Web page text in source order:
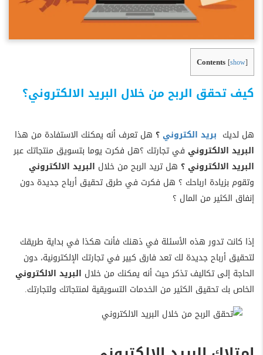
Contents [show]
كيف تحقق الربح من خلال البريد الالكتروني؟
هل لديك بريد الكتروني ؟ هل تعرف أنه يمكنك الاستفادة من هذا
البريد الالكتروني في تجارتك ؟هل فكرت يوما بتسويق منتجاتك عبر
البريد الالكتروني ؟ هل تريد الربح من خلال البريد الالكتروني
وتقوم بزيادة ارباحك ؟ هل فكرت في طرق تحقيق أرباح جديدة دون
إنفاق الكثير من المال ؟
إذا كانت تدور هذه الأسئلة في ذهنك فأنت هكذا في بداية طريقك
لتحقيق أرباح جديدة لك تعد فارق كبير في تجارتك الإلكترونية، دون
الحاجة إلى تكاليف تذكر حيث أنه يمكنك من خلال البريد الالكتروني
الخاص بك تحقيق الكثير من الخدمات التسويقية لمنتجاتك ولتجارتك.